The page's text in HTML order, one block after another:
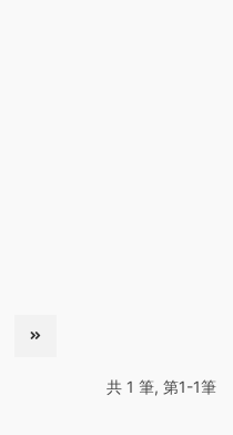
共 1 筆, 第1-1筆